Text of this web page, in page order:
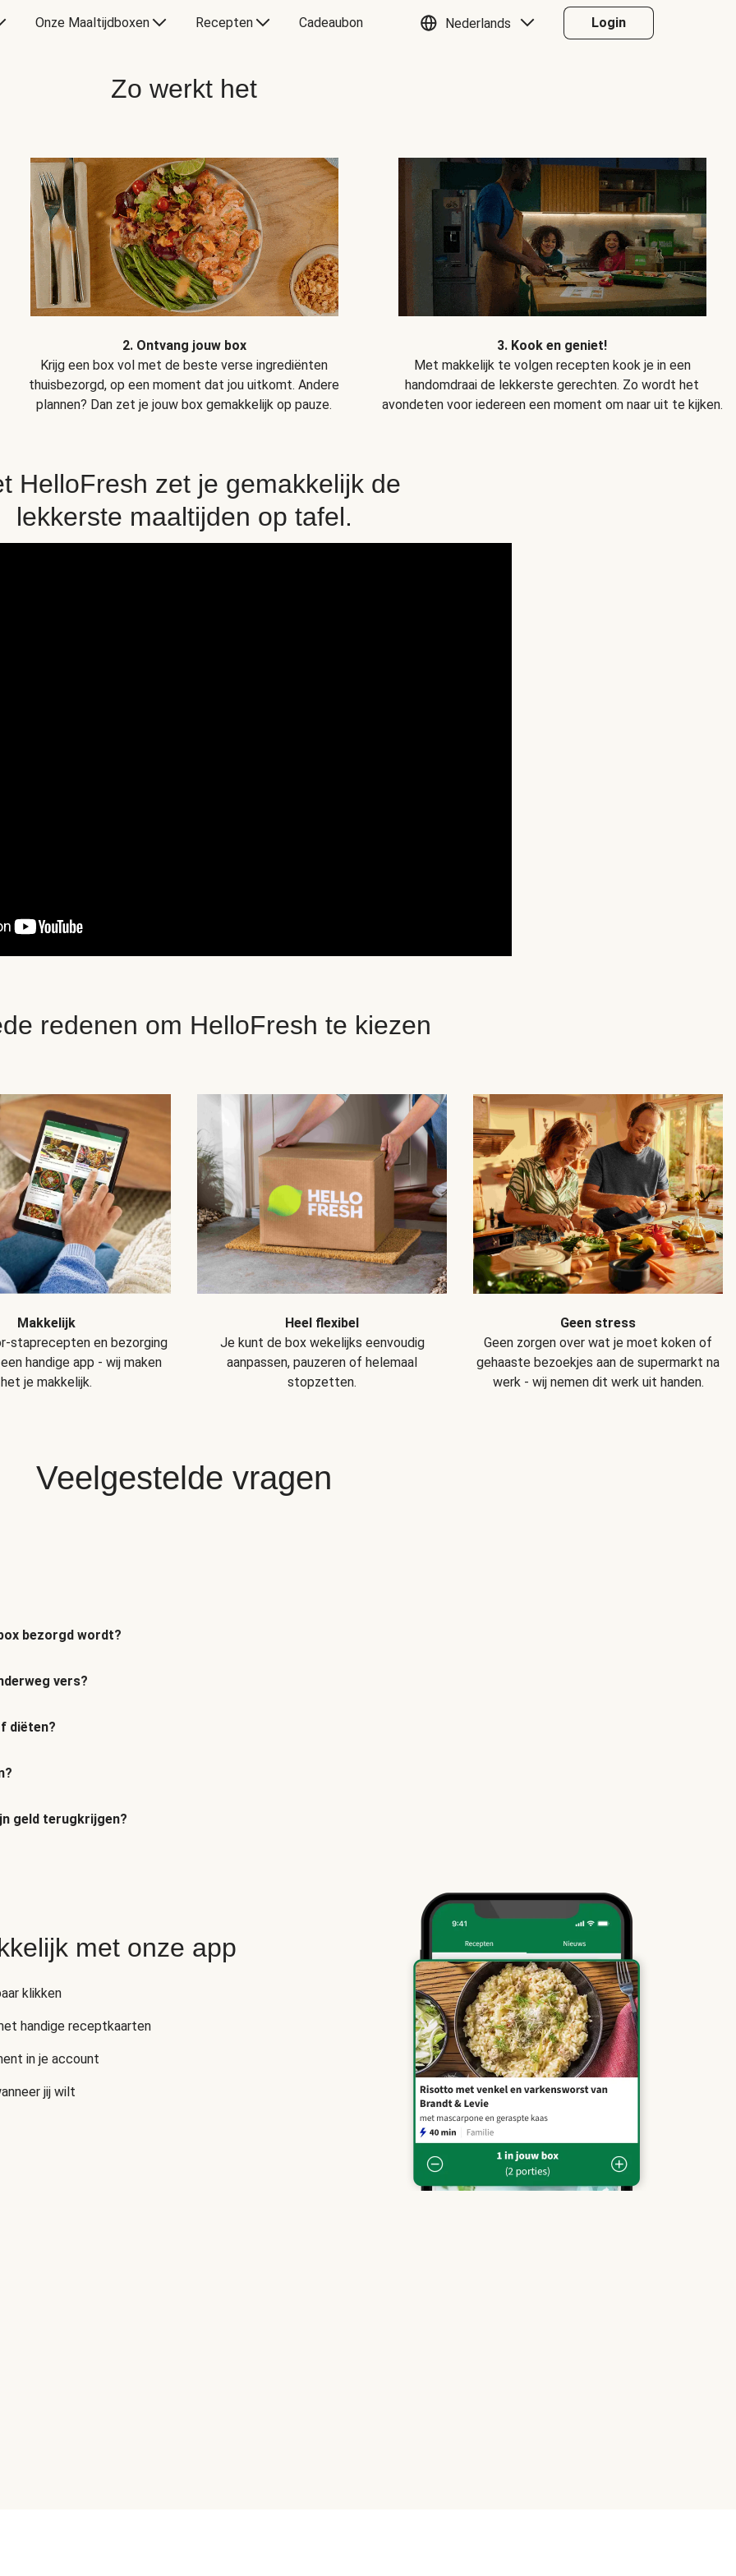
Onze Maaltijdboxen Recepten Cadeaubon Nederlands Login
Zo werkt het
2. Ontvang jouw box
Krijg een box vol met de beste verse ingrediënten
thuisbezorgd, op een moment dat jou uitkomt. Andere
plannen? Dan zet je jouw box gemakkelijk op pauze.
3. Kook en geniet!
Met makkelijk te volgen recepten kook je in een
handomdraai de lekkerste gerechten. Zo wordt het
avondeten voor iedereen een moment om naar uit te kijken.
HelloFresh zet je gemakkelijk de
lekkerste maaltijden op tafel.
redenen om HelloFresh te kiezen
Makkelijk
staprecepten en bezorging
handige app - wij maken
het je makkelijk.
Heel flexibel
Je kunt de box wekelijks eenvoudig
aanpassen, pauzeren of helemaal
stopzetten.
Geen stress
Geen zorgen over wat je moet koken of
gehaaste bezoekjes aan de supermarkt na
werk - wij nemen dit werk uit handen.
Veelgestelde vragen
bezorgd wordt?
vers?
diëten?
geld terugkrijgen?
met onze app
klikken
handige receptkaarten
in je account
jij wilt